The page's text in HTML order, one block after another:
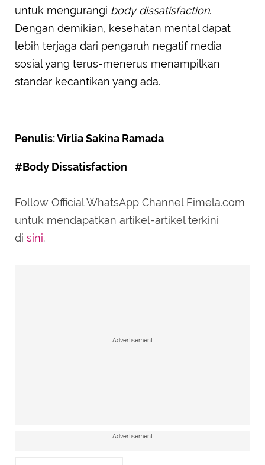
untuk mengurangi body dissatisfaction.
Dengan demikian, kesehatan mental dapat
lebih terjaga dari pengaruh negatif media
sosial yang terus-menerus menampilkan
standar kecantikan yang ada.
Penulis: Virlia Sakina Ramada
#Body Dissatisfaction
Follow Official WhatsApp Channel Fimela.com
untuk mendapatkan artikel-artikel terkini
di sini.
Advertisement
Advertisement